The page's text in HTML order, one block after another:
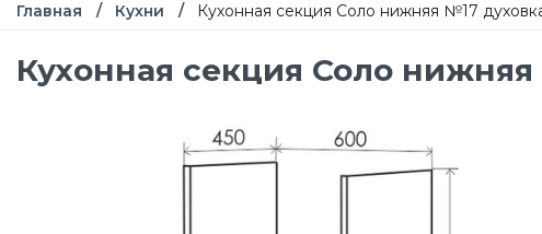
Главная Кухни Кухонная секция Соло нижняя №17
Кухонная секция Соло